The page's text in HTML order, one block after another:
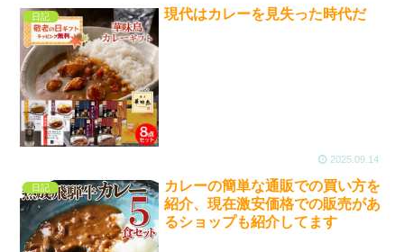
日記 現代はカレーを見失った時代だ
2025.09.14
日記
カレーの簡単な通販での買い方を
紹介、現在激安価格での販売があ
るショップも紹介してます